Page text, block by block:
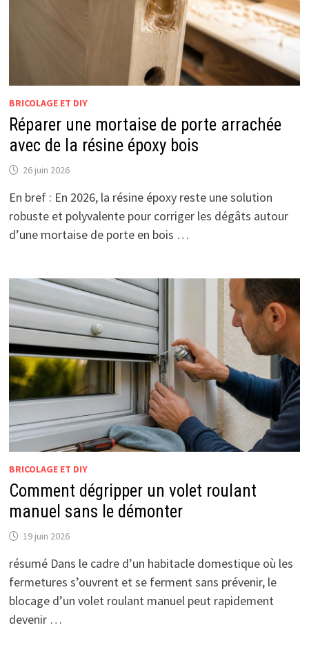
BRICOLAGE ET DIY
Réparer une mortaise de porte arrachée
avec de la résine époxy bois
26 juin 2026
En bref : En 2026, la résine époxy reste une solution
robuste et polyvalente pour corriger les dégâts autour
d’une mortaise de porte en bois …
BRICOLAGE ET DIY
Comment dégripper un volet roulant
manuel sans le démonter
19 juin 2026
résumé Dans le cadre d’un habitacle domestique où les
fermetures s’ouvrent et se ferment sans prévenir, le
blocage d’un volet roulant manuel peut rapidement
devenir …